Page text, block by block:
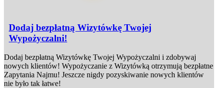
Dodaj bezpłatną Wizytówkę Twojej
Wypożyczalni!
Dodaj bezpłatną Wizytówkę Twojej Wypożyczalni i zdobywaj
nowych klientów! Wypożyczanie z Wizytówką otrzymują bezpłatne
Zapytania Najmu! Jeszcze nigdy pozyskiwanie nowych klientów
nie było tak łatwe!